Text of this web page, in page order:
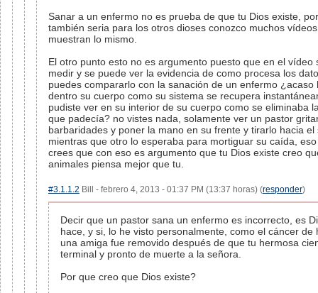
Sanar a un enfermo no es prueba de que tu Dios existe,
también seria para los otros dioses conozco muchos
muestran lo mismo.
El otro punto esto no es argumento puesto que en el vídeo
medir y se puede ver la evidencia de como procesa los
puedes compararlo con la sanación de un enfermo ¿acaso
dentro su cuerpo como su sistema se recupera
pudiste ver en su interior de su cuerpo como se eliminaba
que padecía? no vistes nada, solamente ver un pastor
barbaridades y poner la mano en su frente y tirarlo hacia el
mientras que otro lo esperaba para mortiguar su caída,
crees que con eso es argumento que tu Dios existe creo
animales piensa mejor que tu.
#3.1.1.2 Bill - febrero 4, 2013 - 01:37 PM (13:37 horas) (responder)
Decir que un pastor sana un enfermo es incorrecto, es
hace, y si, lo he visto personalmente, como el cáncer de
una amiga fue removido después de que tu hermosa
terminal y pronto de muerte a la señora.
Por que creo que Dios existe?